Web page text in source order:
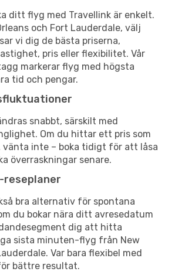
ditt flyg med Travellink är enkelt.
och Fort Lauderdale, välj
vi dig de bästa priserna,
pris eller flexibilitet. Vår
markerar flyg med högsta
tid och pengar.
snabbt, särskilt med
Om du hittar ett pris som
inte – boka tidigt för att låsa
överraskningar senare.
bra alternativ för spontana
du bokar nära ditt avresedatum
dig att hitta
sista minuten-flyg från New
Var bara flexibel med
bättre resultat.